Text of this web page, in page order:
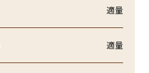
適量
適量